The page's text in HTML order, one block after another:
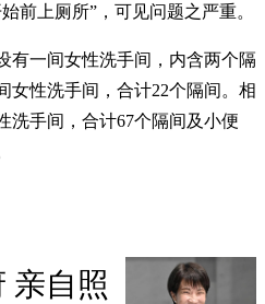
前上厕所”，可见问题之严重。
有一间女性洗手间，内含两个隔
女性洗手间，合计22个隔间。相
洗手间，合计67个隔间及小便
亲自照